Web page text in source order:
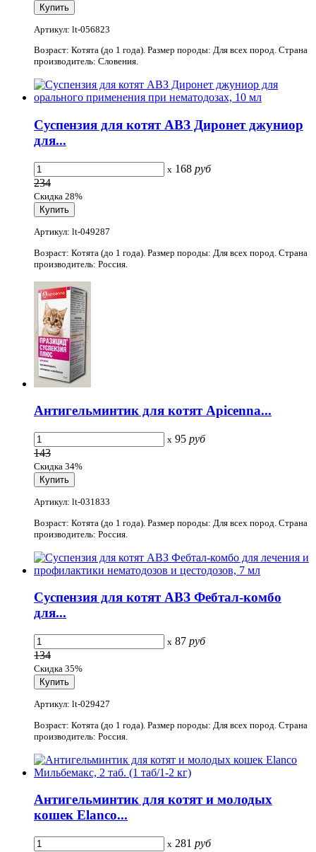
Артикул: lt-056823
Возраст: Котята (до 1 года). Размер породы: Для всех пород. Страна
производитель: Словения.
Суспензия для котят АВЗ Диронет джуниор
для...
x 168 руб
234
Скидка 28%
Артикул: lt-049287
Возраст: Котята (до 1 года). Размер породы: Для всех пород. Страна
производитель: Россия.
Антигельминтик для котят Apicenna...
x 95 руб
143
Скидка 34%
Артикул: lt-031833
Возраст: Котята (до 1 года). Размер породы: Для всех пород. Страна
производитель: Россия.
Суспензия для котят АВЗ Фебтал-комбо
для...
x 87 руб
134
Скидка 35%
Артикул: lt-029427
Возраст: Котята (до 1 года). Размер породы: Для всех пород. Страна
производитель: Россия.
Антигельминтик для котят и молодых
кошек Elanco...
x 281 руб